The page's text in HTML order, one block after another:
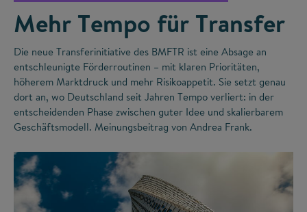
Mehr Tempo für Transfer
Die neue Transferinitiative des BMFTR ist eine Absage an
entschleunigte Förderroutinen – mit klaren Prioritäten,
höherem Marktdruck und mehr Risikoappetit. Sie setzt genau
dort an, wo Deutschland seit Jahren Tempo verliert: in der
entscheidenden Phase zwischen guter Idee und skalierbarem
Geschäftsmodell. Meinungsbeitrag von Andrea Frank.